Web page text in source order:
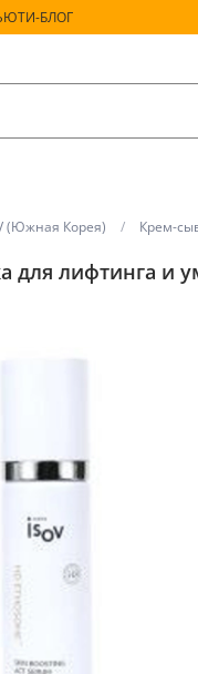
БЛОГ
(Южная Корея)
для лифтинга и